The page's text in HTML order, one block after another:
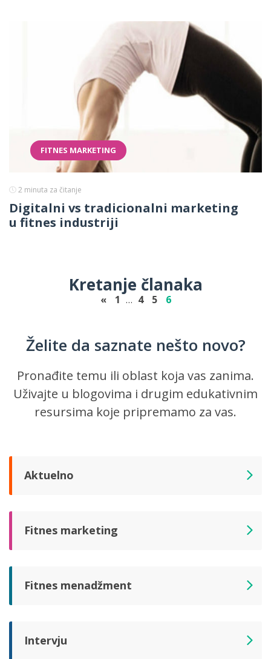
FITNES MARKETING
2 minuta za čitanje
Digitalni vs tradicionalni marketing
u fitnes industriji
Kretanje članaka
« 1 … 4 5 6
Želite da saznate nešto novo?
Pronađite temu ili oblast koja vas zanima.
Uživajte u blogovima i drugim edukativnim
resursima koje pripremamo za vas.
Aktuelno
Fitnes marketing
Fitnes menadžment
Intervju